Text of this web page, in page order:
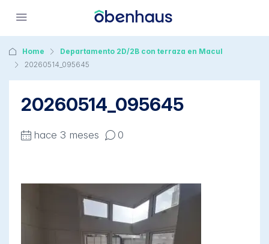
Home
Departamento 2D/2B con terraza en Macul
20260514_095645
20260514_095645
hace 3 meses 0